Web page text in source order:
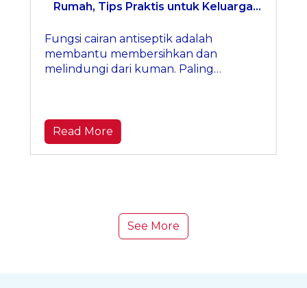
Rumah, Tips Praktis untuk Keluarga
Fungsi cairan antiseptik adalah
membantu membersihkan dan
melindungi dari kuman. Paling
Read More
See More